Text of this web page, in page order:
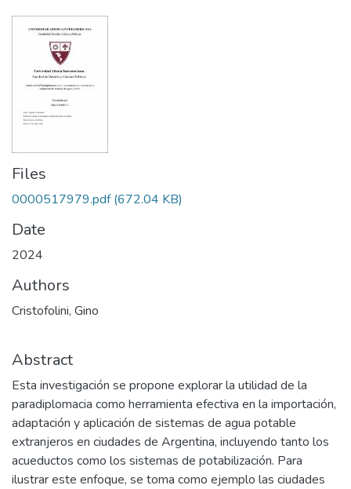
Files
0000517979.pdf (672.04 KB)
Date
2024
Authors
Cristofolini, Gino
Abstract
Esta investigación se propone explorar la utilidad de la
paradiplomacia como herramienta efectiva en la importación,
adaptación y aplicación de sistemas de agua potable
extranjeros en ciudades de Argentina, incluyendo tanto los
acueductos como los sistemas de potabilización. Para
ilustrar este enfoque, se toma como ejemplo las ciudades